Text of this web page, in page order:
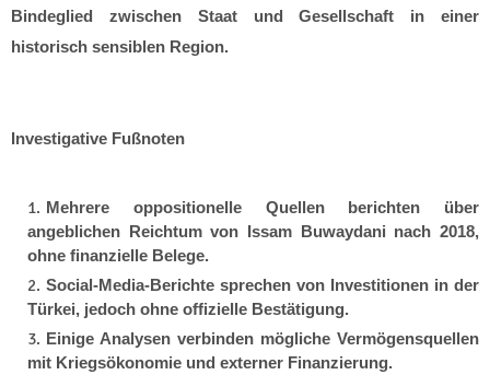
Bindeglied zwischen Staat und Gesellschaft in einer
historisch sensiblen Region.
Investigative Fußnoten
Mehrere oppositionelle Quellen berichten über
angeblichen Reichtum von Issam Buwaydani nach 2018,
ohne finanzielle Belege.
Social-Media-Berichte sprechen von Investitionen in der
Türkei, jedoch ohne offizielle Bestätigung.
Einige Analysen verbinden mögliche Vermögensquellen
mit Kriegsökonomie und externer Finanzierung.